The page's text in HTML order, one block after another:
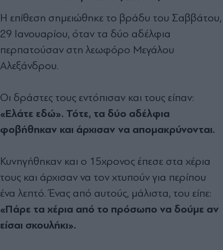
Η επίθεση σημειώθηκε το βράδυ του Σαββάτου,
29 Ιανουαρίου, όταν τα δύο αδέλφια
περπατούσαν στη λεωφόρο Μεγάλου
Αλεξάνδρου.
Οι δράστες τους εντόπισαν και τους είπαν:
«Ελάτε εδώ». Τότε, τα δύο αδέλφια
φοβήθηκαν και άρχισαν να απομακρύνονται.
Κυνηγήθηκαν και ο 15χρονος έπεσε στα χέρια
τους και άρχισαν να τον χτυπούν για περίπου
ένα λεπτό. Ένας από αυτούς, μάλιστα, του είπε:
«Πάρε τα χέρια από το πρόσωπο να δούμε αν
είσαι σκουλήκι».